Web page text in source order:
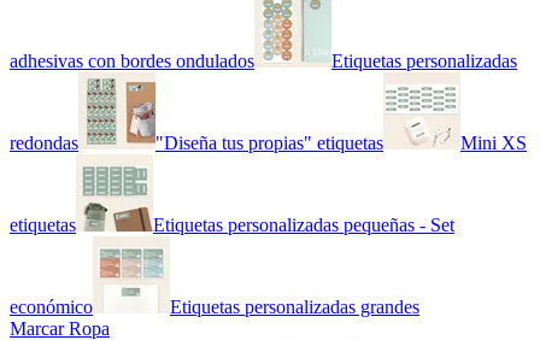
adhesivas con bordes ondulados Etiquetas personalizadas
redondas "Diseña tus propias" etiquetas Mini XS
etiquetas Etiquetas personalizadas pequeñas - Set
económico
Etiquetas personalizadas grandes
Marcar Ropa